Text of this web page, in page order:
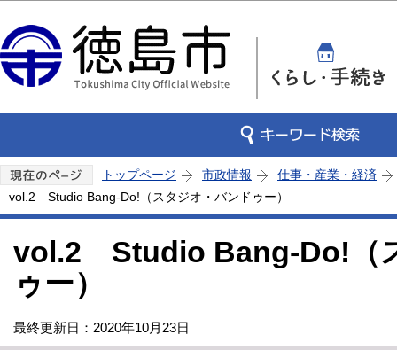
トップページ 市政情報
仕事・産業・経済
vol.2 Studio Bang‐Do!（スタジオ・バンドゥー）
vol.2 Studio Bang‐Do!（
ゥー）
最終更新日：2020年10月23日